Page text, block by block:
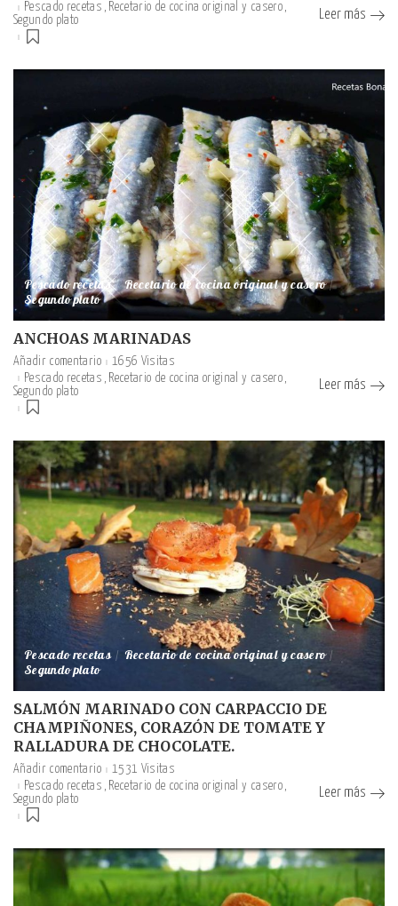
Pescado recetas
Recetario de cocina original y casero
Segundo plato
Leer más
Pescado recetas Recetario de cocina original y casero
Segundo plato
ANCHOAS MARINADAS
Añadir comentario
1656 Visitas
Pescado recetas
Recetario de cocina original y casero
Segundo plato
Leer más
Pescado recetas Recetario de cocina original y casero
Segundo plato
SALMÓN MARINADO CON CARPACCIO DE
CHAMPIÑONES, CORAZÓN DE TOMATE Y
RALLADURA DE CHOCOLATE.
Añadir comentario
1531 Visitas
Pescado recetas
Recetario de cocina original y casero
Segundo plato
Leer más